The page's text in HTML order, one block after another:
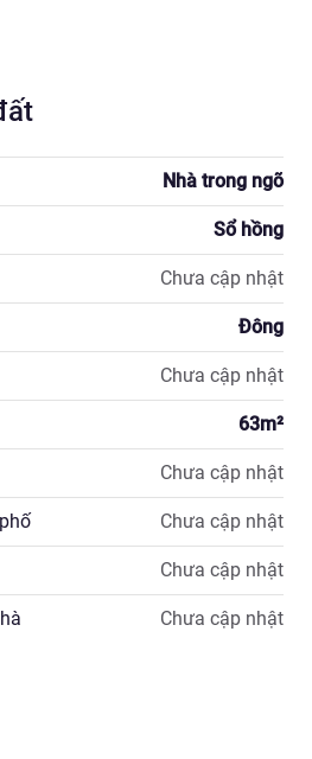
cả các cấp từ mầm non đến
Cơ Quan Uỷ Ban chỉ trong
kinh doanh, tài sản tích luỹ,
TL
Mai Anh
Nhà trong ngõ
Sổ hồng
Chưa cập nhật
Đông
Chưa cập nhật
63m²
Chưa cập nhật
Chưa cập nhật
Chưa cập nhật
Chưa cập nhật